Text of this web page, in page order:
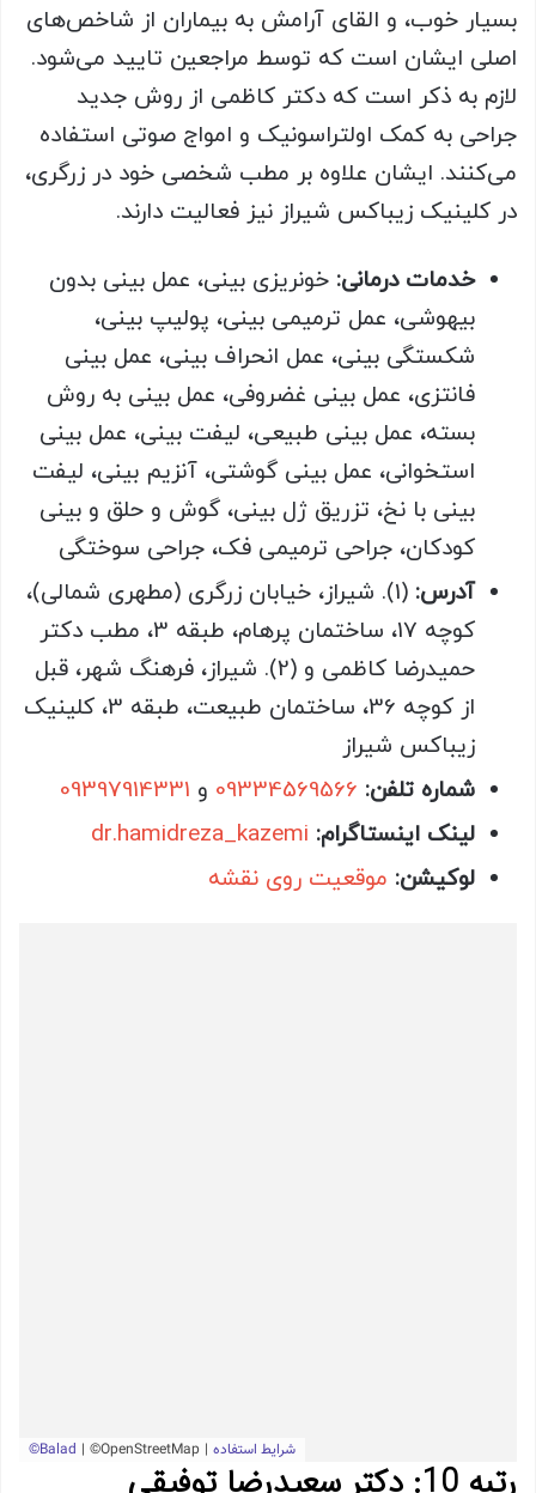
بسیار خوب، و القای آرامش به بیماران از شاخص‌های
اصلی ایشان است که توسط مراجعین تایید می‌شود.
لازم به ذکر است که دکتر کاظمی از روش جدید
جراحی به کمک اولتراسونیک و امواج صوتی استفاده
می‌کنند. ایشان علاوه بر مطب شخصی خود در زرگری،
در کلینیک زیباکس شیراز نیز فعالیت دارند.
خدمات درمانی: خونریزی بینی، عمل بینی بدون
بیهوشی، عمل ترمیمی بینی، پولیپ بینی،
شکستگی بینی، عمل انحراف بینی، عمل بینی
فانتزی، عمل بینی غضروفی، عمل بینی به روش
بسته، عمل بینی طبیعی، لیفت بینی، عمل بینی
استخوانی، عمل بینی گوشتی، آنزیم بینی، لیفت
بینی با نخ، تزریق ژل بینی، گوش و حلق و بینی
کودکان، جراحی ترمیمی فک، جراحی سوختگی
آدرس:
(1). شیراز، خیابان زرگری (مطهری شمالی)،
کوچه 17، ساختمان پرهام، طبقه 3، مطب دکتر
حمیدرضا کاظمی و (2). شیراز، فرهنگ شهر، قبل
از کوچه 36، ساختمان طبیعت، طبقه 3، کلینیک
زیباکس شیراز
شماره تلفن: 09334569566 و
لینک اینستاگرام: dr.hamidreza_kazemi
لوکیشن: موقعیت روی نقشه